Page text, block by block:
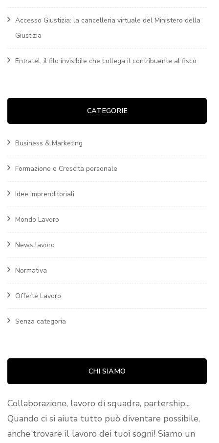
Accesso Giustizia: la cancelleria virtuale del Ministero della
Giustizia
Entratel, il filo invisibile che collega il contribuente al fisco
CATEGORIE
Business & Marketing
Formazione e Crescita personale
Idee imprenditoriali
Mondo Lavoro
News lavoro
Normativa
Offerte Lavoro
Senza categoria
CHI SIAMO
Collaborazione, lavoro di squadra, partership...
Quando ci si aiuta tutto può diventare possibile,
anche trovare il lavoro dei tuoi sogni! Siamo un